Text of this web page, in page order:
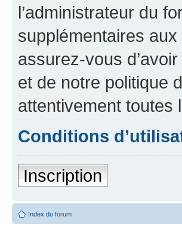
l’administrateur du
supplémentaires
assurez-vous
et de notre politique
attentivement toutes
Conditions
Inscription
Index du forum